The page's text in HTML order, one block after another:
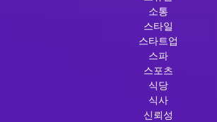
소통
스타일
스타트업
스파
스포츠
식당
식사
신뢰성